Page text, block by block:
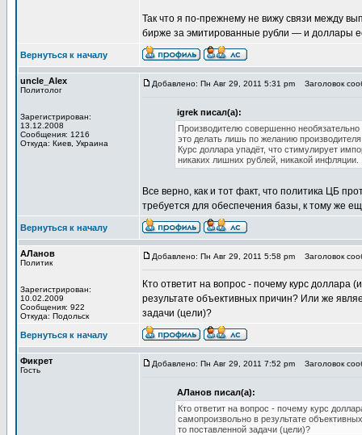
Так что я по-прежнему не вижу связи между
бирже за эмитированные рубли — и доллары
Вернуться к началу
uncle_Alex
Политолог
Зарегистрирован:
13.12.2008
Сообщения: 1216
Откуда: Киев, Украина
Добавлено: Пн Авг 29, 2011 5:31 pm Заголовок
igrek писал(а):
Производителю совершенно
это делать лишь по желанию
Курс доллара упадёт, что стимулирует
никаких лишних рублей, никакой инфляции.
Все верно, как и тот факт, что политика ЦБ
требуется для обеспечения базы, к тому же
Вернуться к началу
АЛанов
Политик
Зарегистрирован:
10.02.2009
Сообщения: 922
Откуда: Подольск
Добавлено: Пн Авг 29, 2011 5:58 pm Заголовок
Кто ответит на вопрос - почему курс доллара
результате объективных причин? Или же
задачи (цели)?
Вернуться к началу
Фикрет
Гость
Добавлено: Пн Авг 29, 2011 7:52 pm Заголовок
АЛанов писал(а):
Кто ответит на вопрос - почему курс
самопроизвольно в результате
то поставленной задачи (цели)?